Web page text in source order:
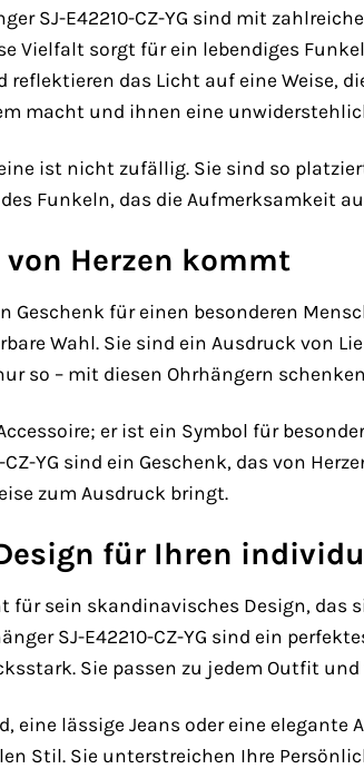
SJ-E42210-CZ-YG sind mit
Vielfalt sorgt für ein lebendiges
das Licht auf eine Weise,
macht und ihnen eine
ist nicht zufällig. Sie sind so
Funkeln, das die Aufmerksamkeit
von Herzen kommt
Geschenk für einen besonderen
Wahl. Sie sind ein Ausdruck von
so – mit diesen Ohrhängern
er ist ein Symbol für
CZ-YG sind ein Geschenk, das von
zum Ausdruck bringt.
für Ihren
für sein skandinavisches Design,
SJ-E42210-CZ-YG sind ein
Sie passen zu jedem Outfit
eine lässige Jeans oder eine elegante
Stil. Sie unterstreichen Ihre